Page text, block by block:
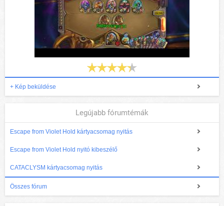
+ Kép beküldése
Legújabb fórumtémák
Escape from Violet Hold kártyacsomag nyitás
Escape from Violet Hold nyitó kibeszélő
CATACLYSM kártyacsomag nyitás
Összes fórum